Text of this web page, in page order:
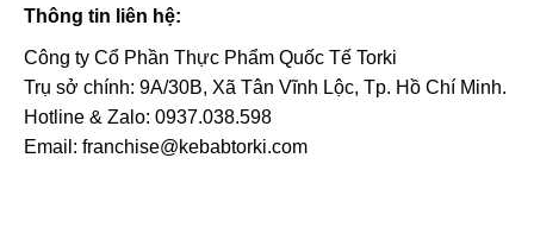
Thông tin liên hệ:
Công ty Cổ Phần Thực Phẩm Quốc Tế Torki
Trụ sở chính: 9A/30B, Xã Tân Vĩnh Lộc, Tp. Hồ Chí Minh.
Hotline & Zalo: 0937.038.598
Email: franchise@kebabtorki.com